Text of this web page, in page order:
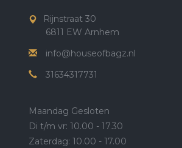
Rijnstraat 30
6811 EW Arnhem
info@houseofbagz.nl
31634317731
Maandag Gesloten
Di t/m vr: 10.00 - 17.30
Zaterdag: 10.00 - 17.00